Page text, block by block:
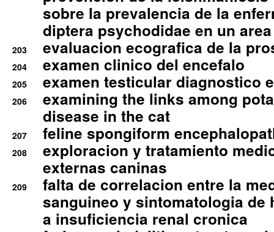
sobre la prevalencia de la
diptera psychodidae en un
203 evaluacion ecografica de la
204 examen clinico del encefalo
205 examen testicular diagnostico
206
examining the links among
disease in the cat
207 feline spongiform
208
exploracion y tratamiento
externas caninas
209
falta de correlacion entre la
sanguineo y sintomatologia de
a insuficiencia renal cronica